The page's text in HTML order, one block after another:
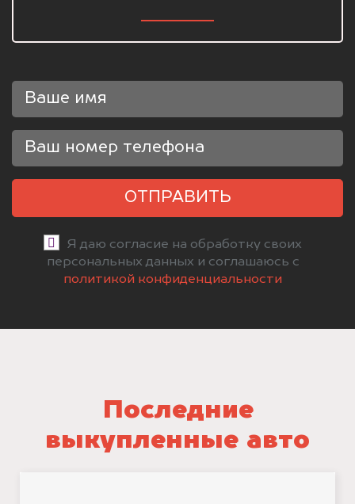
ОТПРАВИТЬ
Я даю согласие на обработку своих
персональных данных и соглашаюсь с
политикой конфиденциальности
Последние
выкупленные авто